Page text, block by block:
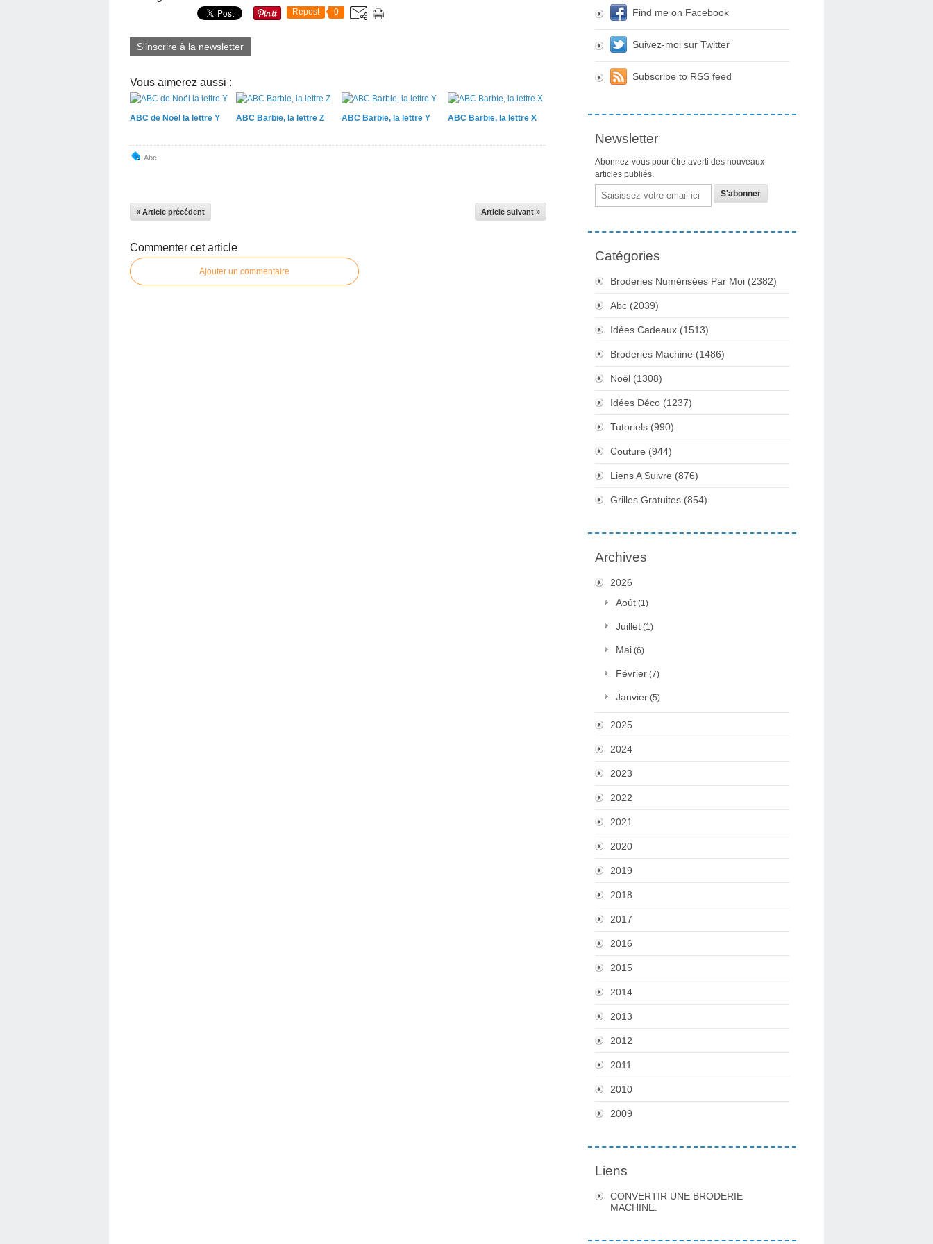
Repost 0
S'inscrire à la newsletter
Vous aimerez aussi :
ABC de Noël la lettre Y ABC Barbie, la lettre Z ABC Barbie, la lettre Y ABC Barbie, la lettre X
Abc
« Article précédent Article suivant »
Commenter cet article
Ajouter un commentaire
Find me on Facebook
Suivez-moi sur Twitter
Subscribe to RSS feed
Newsletter
Abonnez-vous pour être averti des nouveaux
articles publiés.
Email
Catégories
Broderies Numérisées Par Moi (2382)
Abc (2039)
Idées Cadeaux (1513)
Broderies Machine (1486)
Noël (1308)
Idées Déco (1237)
Tutoriels (990)
Couture (944)
Liens A Suivre (876)
Grilles Gratuites (854)
Archives
2026
Août (1)
Juillet (1)
Mai (6)
Février (7)
Janvier (5)
2025
2024
2023
2022
2021
2020
2019
2018
2017
2016
2015
2014
2013
2012
2011
2010
2009
Liens
CONVERTIR UNE BRODERIE
MACHINE.